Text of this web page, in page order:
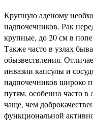
Крупную аденому
надпочечников. Рак
крупные, до 20 см в
Также часто в узлах
обызвествления.
инвазии капсулы и
надпочечников широко
путям, особенно часто в
чаще, чем
функциональной